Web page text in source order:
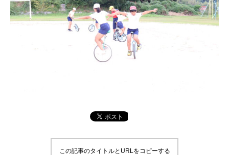
この記事のタイトルとURLをコピーする